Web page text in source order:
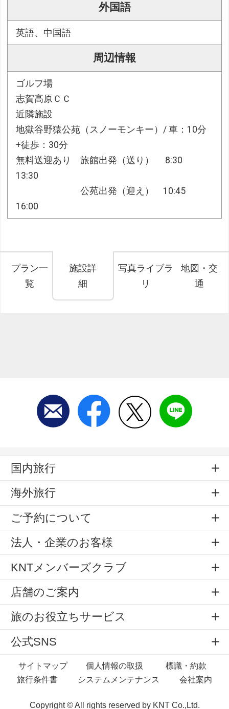
外国語
英語、中国語
周辺情報
ゴルフ場
志賀高原ＣＣ
近隣施設
地獄谷野猿公苑（スノーモンキー）/ 車：10分
+徒歩：30分
無料送迎あり 旅館出発（送り） 8:30
13:30
公苑出発（迎え） 10:45
16:00
プラン一
覧
施設詳
細
写真ライブラ
リ
地図・交
通
国内旅行
海外旅行
ご予約について
法人・企業のお客様
KNTメンバーズクラブ
店舗のご案内
旅のお役立ちサービス
公式SNS
サイトマップ 個人情報の取扱
標識・約款
旅行条件書
システムメンテナンス 会社案内
Copyright © All rights reserved by KNT Co.,Ltd.